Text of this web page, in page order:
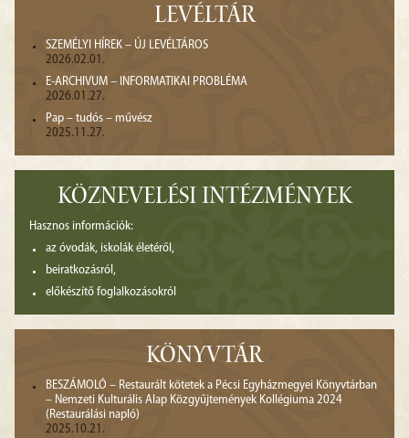
LEVÉLTÁR
SZEMÉLYI HÍREK – ÚJ LEVÉLTÁROS
2026.02.01.
E-ARCHIVUM – INFORMATIKAI PROBLÉMA
2026.01.27.
Pap – tudós – művész
2025.11.27.
KÖZNEVELÉSI INTÉZMÉNYEK
Hasznos információk:
az óvodák, iskolák életéről,
beiratkozásról,
előkészítő foglalkozásokról
KÖNYVTÁR
BESZÁMOLÓ – Restaurált kötetek a Pécsi Egyházmegyei Könyvtárban
– Nemzeti Kulturális Alap Közgyűjtemények Kollégiuma 2024
(Restaurálási napló)
2025.10.21.